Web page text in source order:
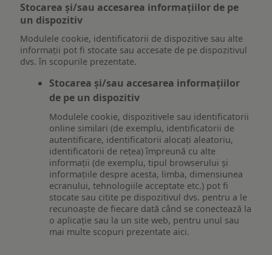
Stocarea și/sau accesarea informațiilor de pe
un dispozitiv
Modulele cookie, identificatorii de dispozitive sau alte
informații pot fi stocate sau accesate de pe dispozitivul
dvs. în scopurile prezentate.
Stocarea și/sau accesarea informațiilor
de pe un dispozitiv
Modulele cookie, dispozitivele sau identificatorii
online similari (de exemplu, identificatorii de
autentificare, identificatorii alocați aleatoriu,
identificatorii de rețea) împreună cu alte
informații (de exemplu, tipul browserului și
informațiile despre acesta, limba, dimensiunea
ecranului, tehnologiile acceptate etc.) pot fi
stocate sau citite pe dispozitivul dvs. pentru a le
recunoaște de fiecare dată când se conectează la
o aplicație sau la un site web, pentru unul sau
mai multe scopuri prezentate aici.